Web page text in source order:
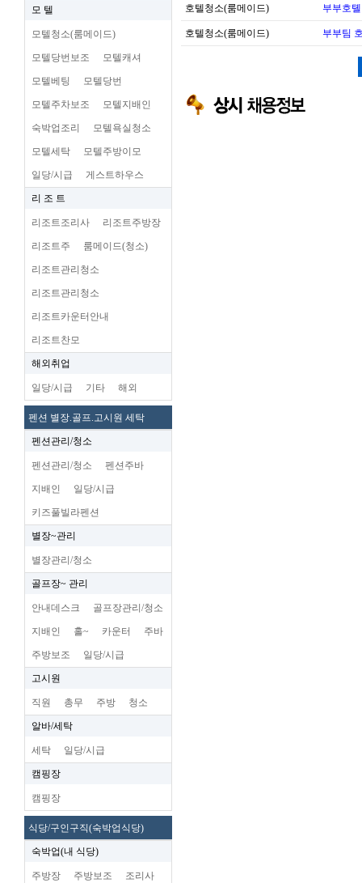
모 텔
모텔청소(룸메이드)
모텔당번보조 모텔캐셔
모텔베팅 모텔당번
모텔주차보조 모텔지배인
숙박업조리 모텔욕실청소
모텔세탁 모텔주방이모
일당/시급 게스트하우스
리 조 트
리조트조리사 리조트주방장
리조트주 룸메이드(청소)
리조트관리청소
리조트관리청소
리조트카운터안내
리조트찬모
해외취업
일당/시급 기타 해외
펜션 별장.골프.고시원 세탁
펜션관리/청소
펜션관리/청소 펜션주바
지배인 일당/시급
키즈풀빌라펜션
별장~관리
별장관리/청소
골프장~ 관리
안내데스크 골프장관리/청소
지배인 홀~ 카운터 주바
주방보조 일당/시급
고시원
직원 총무 주방 청소
알바/세탁
세탁 일당/시급
캠핑장
캠핑장
식당/구인구직(숙박업식당)
숙박업(내 식당)
주방장 주방보조 조리사
호텔청소(룸메이드) 부부호
호텔청소(룸메이드) 부부팀